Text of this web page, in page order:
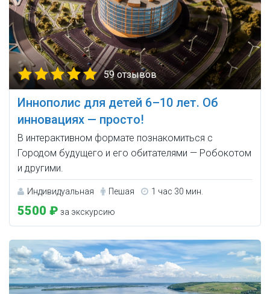
59 отзывов
Иннополис для детей 6–10 лет. Об
инновациях — просто!
В интерактивном формате познакомиться с
Городом будущего и его обитателями — Робокотом
и другими.
Индивидуальная Пешая 1 час 30 мин.
5500 ₽ за экскурсию